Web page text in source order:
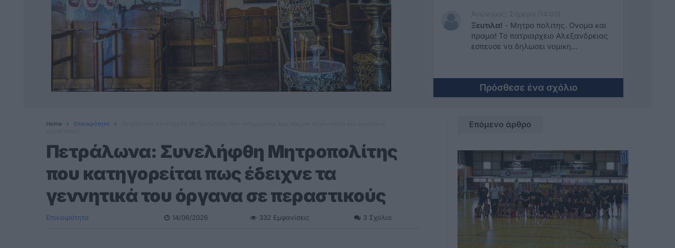
Ξευτιλα! - Μητρο πολιτης. Ονομα και
πραμα! Το πατριαρχειο Αλεξανδρειας
εσπευσε να δηλωσει νομικη
Πρόσθεσε ένα σχόλιο
Home Επικαιρότητα
Πετράλωνα: Συνελήφθη Μητροπολίτης
που κατηγορείται πως έδειχνε τα
γεννητικά του όργανα σε περαστικούς
Επικαιρότητα 14/06/2026 332 Εμφανίσεις 3 Σχόλια
Επόμενο άρθρο